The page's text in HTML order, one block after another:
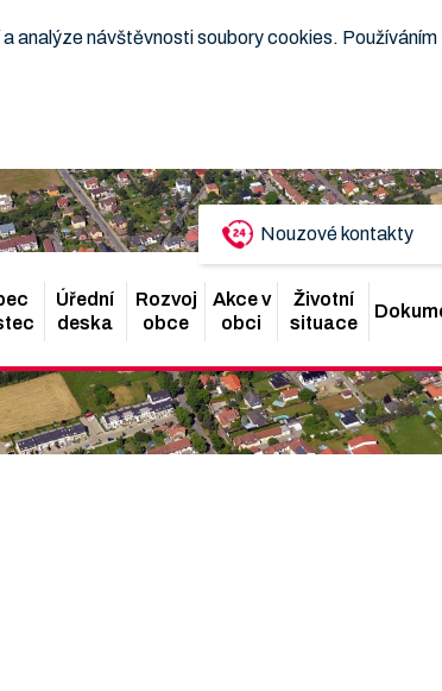
analýze návštěvnosti soubory cookies.
Nouzové kontakty
Úřední
deska
Rozvoj
obce
Akce v
obci
Životní
situace